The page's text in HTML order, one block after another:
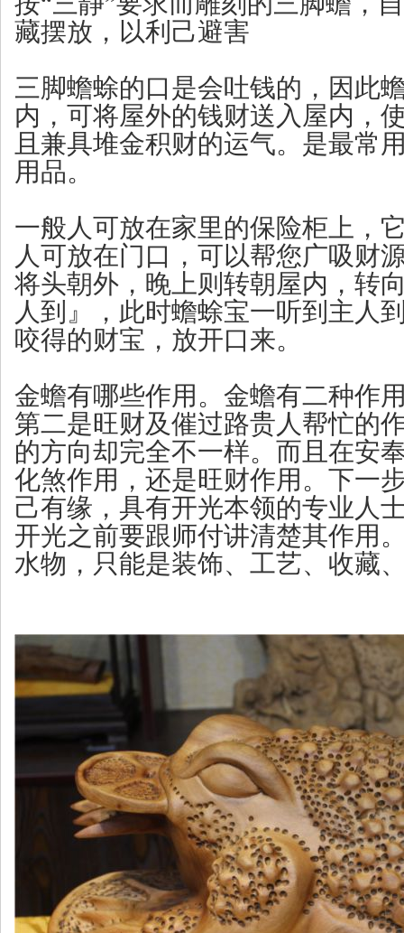
藏摆放，以利己避害
三脚蟾蜍的口是会吐钱的，因此
内，可将屋外的钱财送入屋内，
且兼具堆金积财的运气。是最常
用品。
一般人可放在家里的保险柜上，
人可放在门口，可以帮您广吸财
将头朝外，晚上则转朝屋内，转
人到』，此时蟾蜍宝一听到主人
咬得的财宝，放开口来。
金蟾有哪些作用。金蟾有二种作
第二是旺财及催过路贵人帮忙的
的方向却完全不一样。而且在安
化煞作用，还是旺财作用。下一
己有缘，具有开光本领的专业人
开光之前要跟师付讲清楚其作用
水物，只能是装饰、工艺、收藏